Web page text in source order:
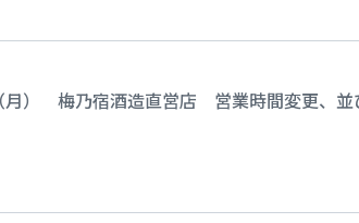
月） 梅乃宿酒造直営店 営業時間変更、並